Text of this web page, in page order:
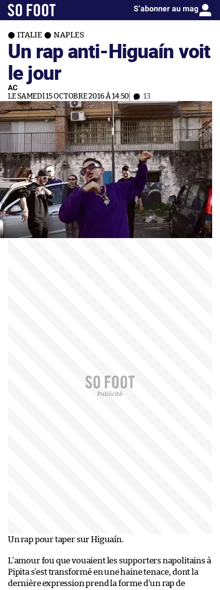
S’abonner au mag
ITALIE NAPLES
Un rap anti-Higuaín voit
le jour
AC
LE SAMEDI 15 OCTOBRE 2016 À 14:50 13
Un rap pour taper sur Higuaín.
L’amour fou que vouaient les supporters napolitains à
Pipita s’est transformé en une haine tenace, dont la
dernière expression prend la forme d’un rap de